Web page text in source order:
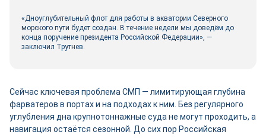
«Дноуглубительный флот для работы в акватории Северного
морского пути будет создан. В течение недели мы доведём до
конца поручение президента Российской Федерации», —
заключил Трутнев.
Сейчас ключевая проблема СМП — лимитирующая глубина
фарватеров в портах и на подходах к ним. Без регулярного
углубления дна крупнотоннажные суда не могут проходить, а
навигация остаётся сезонной. До сих пор Российская